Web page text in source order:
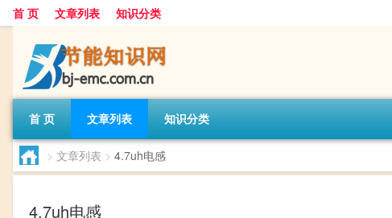
首 页 文章列表 知识分类
首 页 文章列表 知识分类
> 文章列表 > 4.7uh电感
4.7uh电感